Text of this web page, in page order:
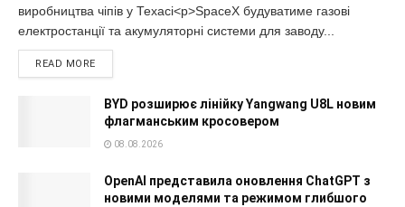
виробництва чіпів у Техасі<p>SpaceX будуватиме газові
електростанції та акумуляторні системи для заводу...
READ MORE
BYD розширює лінійку Yangwang U8L новим
флагманським кросовером
08.08.2026
OpenAI представила оновлення ChatGPT з
новими моделями та режимом глибшого